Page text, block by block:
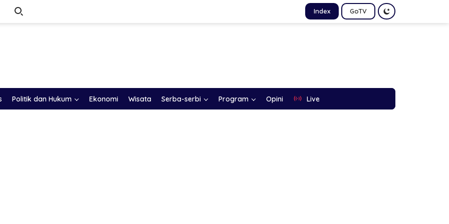
Index GoTV
Politik dan Hukum Ekonomi Wisata Serba-serbi Program Opini Live